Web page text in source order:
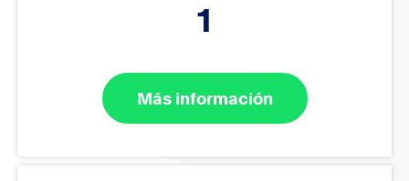
1
Más información